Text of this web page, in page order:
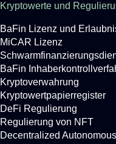
Kryptowerte und
BaFin Lizenz und
MiCAR Lizenz
BaFin
Kryptoverwahrung
Kryptowertpapierregister
DeFi Regulierung
Regulierung von NFT
Decentralized